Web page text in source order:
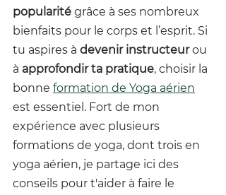
popularité grâce à ses nombreux
bienfaits pour le corps et l’esprit. Si
tu aspires à devenir instructeur ou
à approfondir ta pratique, choisir la
bonne formation de Yoga aérien
est essentiel. Fort de mon
expérience avec plusieurs
formations de yoga, dont trois en
yoga aérien, je partage ici des
conseils pour t'aider à faire le